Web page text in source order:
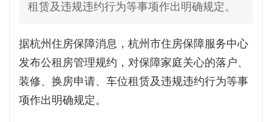
租赁及违规违约行为等事项作出明确规定。
据杭州住房保障消息，杭州市住房保障服务中心
发布公租房管理规约，对保障家庭关心的落户、
装修、换房申请、车位租赁及违规违约行为等事
项作出明确规定。